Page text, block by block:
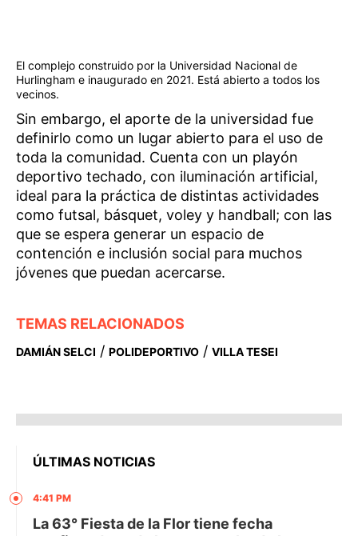
El complejo construido por la Universidad Nacional de
Hurlingham e inaugurado en 2021. Está abierto a todos los
vecinos.
Sin embargo, el aporte de la universidad fue
definirlo como un lugar abierto para el uso de
toda la comunidad. Cuenta con un playón
deportivo techado, con iluminación artificial,
ideal para la práctica de distintas actividades
como futsal, básquet, voley y handball; con las
que se espera generar un espacio de
contención e inclusión social para muchos
jóvenes que puedan acercarse.
TEMAS RELACIONADOS
DAMIÁN SELCI / POLIDEPORTIVO / VILLA TESEI
ÚLTIMAS NOTICIAS
4:41 PM
La 63° Fiesta de la Flor tiene fecha